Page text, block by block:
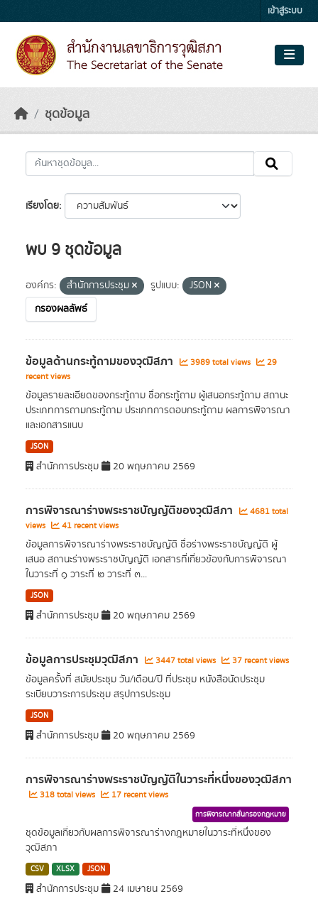
เข้าสู่ระบบ
ชุดข้อมูล
เรียงโดย
พบ 9 ชุดข้อมูล
องค์กร: สำนักการประชุม รูปแบบ:
JSON
กรองผลลัพธ์
ข้อมูลด้านกระทู้ถามของวุฒิสภา 3989 total views
29
recent views
ข้อมูลรายละเอียดของกระทู้ถาม ชื่อกระทู้ถาม ผู้เสนอกระทู้ถาม สถานะ
ประเภทการถามกระทู้ถาม ประเภทการตอบกระทู้ถาม ผลการพิจารณา
และเอกสารแนบ
JSON
สำนักการประชุม 20 พฤษภาคม 2569
การพิจารณาร่างพระราชบัญญัติของวุฒิสภา
4681 total
views
41 recent views
ข้อมูลการพิจารณาร่างพระราชบัญญัติ ชื่อร่างพระราชบัญญัติ ผู้
เสนอ สถานะร่างพระราชบัญญัติ เอกสารที่เกี่ยวข้องกับการพิจารณา
ในวาระที่ ๑ วาระที่ ๒ วาระที่ ๓...
JSON
สำนักการประชุม 20 พฤษภาคม 2569
ข้อมูลการประชุมวุฒิสภา 3447 total views 37 recent views
ข้อมูลครั้งที่ สมัยประชุม วัน/เดือน/ปี ที่ประชุม หนังสือนัดประชุม
ระเบียบวาระการประชุม สรุปการประชุม
JSON
สำนักการประชุม 20 พฤษภาคม 2569
การพิจารณาร่างพระราชบัญญัติในวาระที่หนึ่งของวุฒิสภา
318 total views 17 recent views
การพิจารณากลั่นกรองกฎหมาย
ชุดข้อมูลเกี่ยวกับผลการพิจารณาร่างกฎหมายในวาระที่หนึ่งของ
วุฒิสภา
CSV XLSX JSON
สำนักการประชุม 24 เมษายน 2569